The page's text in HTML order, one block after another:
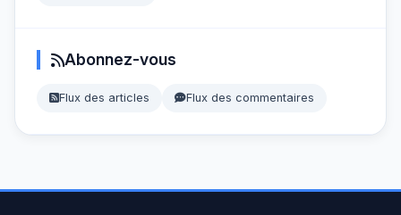
Abonnez-vous
Flux des articles Flux des commentaires